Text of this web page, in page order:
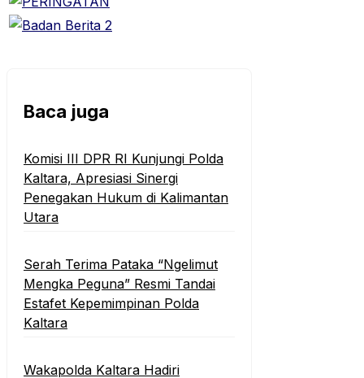
Baca juga
Komisi III DPR RI Kunjungi Polda
Kaltara, Apresiasi Sinergi
Penegakan Hukum di Kalimantan
Utara
Serah Terima Pataka “Ngelimut
Mengka Peguna” Resmi Tandai
Estafet Kepemimpinan Polda
Kaltara
Wakapolda Kaltara Hadiri